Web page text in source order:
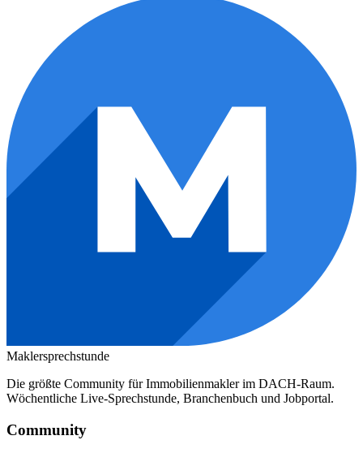
Maklersprechstunde
Die größte Community für Immobilienmakler im DACH-Raum.
Wöchentliche Live-Sprechstunde, Branchenbuch und Jobportal.
Community